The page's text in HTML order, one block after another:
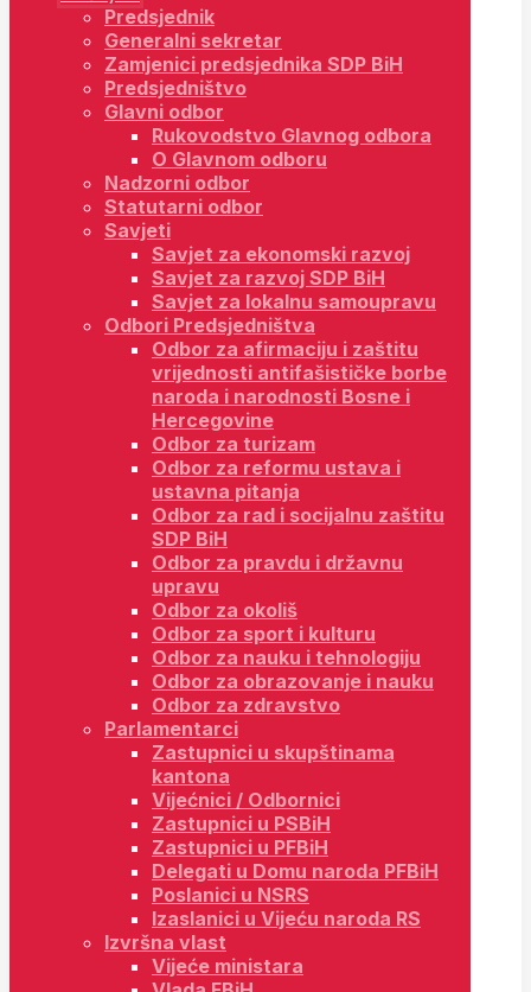
Predsjednik
Generalni sekretar
Zamjenici predsjednika SDP BiH
Predsjedništvo
Glavni odbor
Rukovodstvo Glavnog odbora
O Glavnom odboru
Nadzorni odbor
Statutarni odbor
Savjeti
Savjet za ekonomski razvoj
Savjet za razvoj SDP BiH
Savjet za lokalnu samoupravu
Odbori Predsjedništva
Odbor za afirmaciju i zaštitu
vrijednosti antifašističke borbe
naroda i narodnosti Bosne i
Hercegovine
Odbor za turizam
Odbor za reformu ustava i
ustavna pitanja
Odbor za rad i socijalnu zaštitu
SDP BiH
Odbor za pravdu i državnu
upravu
Odbor za okoliš
Odbor za sport i kulturu
Odbor za nauku i tehnologiju
Odbor za obrazovanje i nauku
Odbor za zdravstvo
Parlamentarci
Zastupnici u skupštinama
kantona
Vijećnici / Odbornici
Zastupnici u PSBiH
Zastupnici u PFBiH
Delegati u Domu naroda PFBiH
Poslanici u NSRS
Izaslanici u Vijeću naroda RS
Izvršna vlast
Vijeće ministara